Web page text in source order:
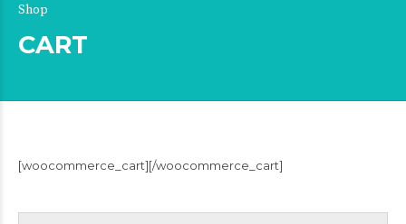
Shop
CART
[woocommerce_cart][/woocommerce_cart]